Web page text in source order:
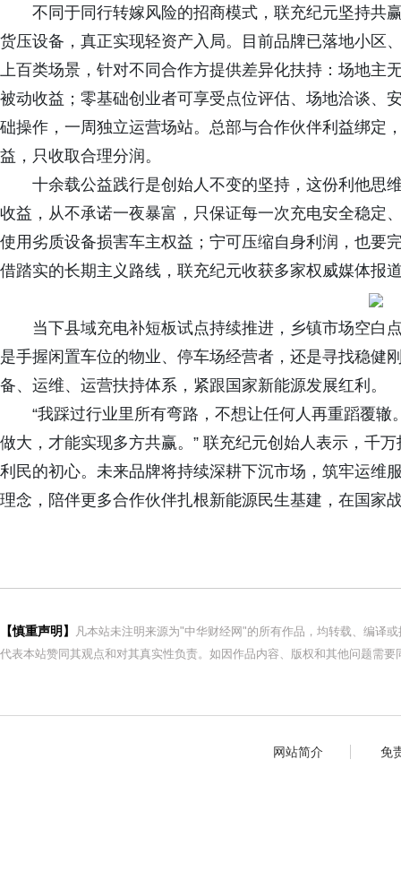
不同于同行转嫁风险的招商模式，联充纪元坚持共
货压设备，真正实现轻资产入局。目前品牌已落地小区
上百类场景，针对不同合作方提供差异化扶持：场地主
被动收益；零基础创业者可享受点位评估、场地洽谈、
础操作，一周独立运营场站。总部与合作伙伴利益绑定
益，只收取合理分润。
十余载公益践行是创始人不变的坚持，这份利他思
收益，从不承诺一夜暴富，只保证每一次充电安全稳定
使用劣质设备损害车主权益；宁可压缩自身利润，也要
借踏实的长期主义路线，联充纪元收获多家权威媒体报
当下县域充电补短板试点持续推进，乡镇市场空白
是手握闲置车位的物业、停车场经营者，还是寻找稳健
备、运维、运营扶持体系，紧跟国家新能源发展红利。
“我踩过行业里所有弯路，不想让任何人再重蹈覆
做大，才能实现多方共赢。” 联充纪元创始人表示，千
利民的初心。未来品牌将持续深耕下沉市场，筑牢运维
理念，陪伴更多合作伙伴扎根新能源民生基建，在国家
【慎重声明】
凡本站未注明来源为"中华财经网"的所有作品，均转载、编译
代表本站赞同其观点和对其真实性负责。如因作品内容、版权和其他问题需
网站简介 免